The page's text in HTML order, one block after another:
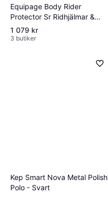
Equipage Body Rider
Protector Sr Ridhjälmar &
Säkerhet Black
1 079 kr
3 butiker
Kep Smart Nova Metal Polish
Polo - Svart